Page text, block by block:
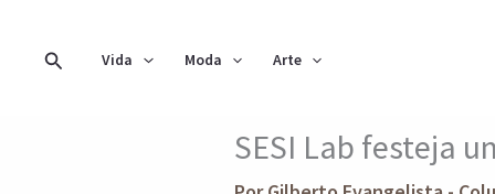
Pesquisar
Vida Moda Arte
SESI Lab festeja